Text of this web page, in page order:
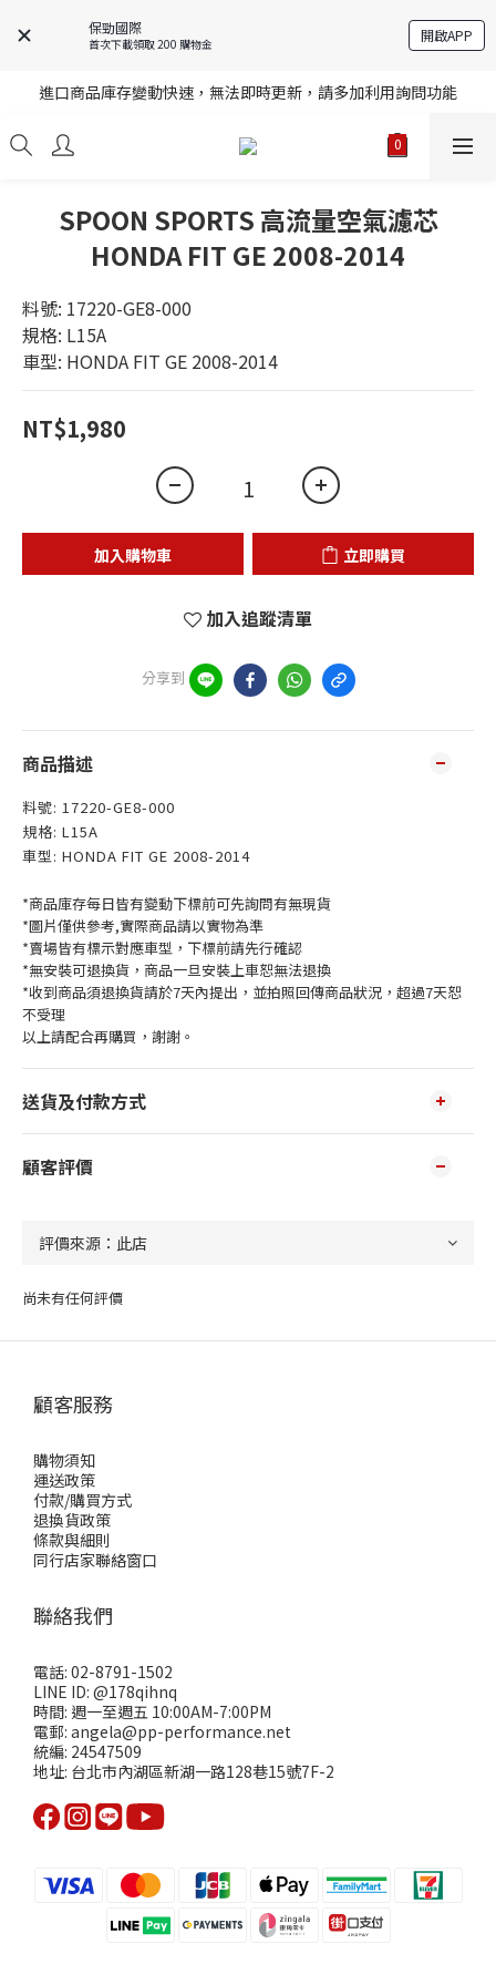
保勁國際
首次下載領取 200 購物金 開啟APP
註冊就送購物金，歡迎加入享更多優惠
註冊就送購物金，歡迎加入享更多優惠
進口商品庫存變動快速，無法即時更新，請多加利用詢問功能
註冊就送購物金，歡迎加入享更多優惠
SPOON SPORTS 高流量空氣濾芯
HONDA FIT GE 2008-2014
料號: 17220-GE8-000
規格: L15A
車型: HONDA FIT GE 2008-2014
NT$1,980
加入購物車 立即購買
加入追蹤清單
分享到
商品描述
料號: 17220-GE8-000
規格: L15A
車型: HONDA FIT GE 2008-2014
*商品庫存每日皆有變動下標前可先詢問有無現貨
*圖片僅供參考,實際商品請以實物為準
*賣場皆有標示對應車型，下標前請先行確認
*無安裝可退換貨，商品一旦安裝上車恕無法退換
*收到商品須退換貨請於7天內提出，並拍照回傳商品狀況，超過7天恕
不受理
以上請配合再購買，謝謝。
送貨及付款方式
顧客評價
尚未有任何評價
顧客服務
購物須知
運送政策
付款/購買方式
退換貨政策
條款與細則
同行店家聯絡窗口
聯絡我們
電話: 02-8791-1502
LINE ID: @178qihnq
時間: 週一至週五 10:00AM-7:00PM
電郵: angela@pp-performance.net
統編: 24547509
地址: 台北市內湖區新湖一路128巷15號7F-2